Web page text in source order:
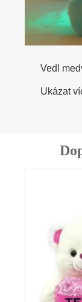
Vedl
Ukázat